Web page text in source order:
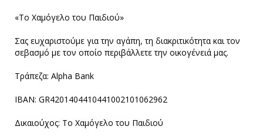
«Το Χαμόγελο του Παιδιού»
Σας ευχαριστούμε για την αγάπη, τη διακριτικότητα και τον
σεβασμό με τον οποίο περιβάλλετε την οικογένειά μας.
Τράπεζα: Alpha Bank
ΙΒΑΝ: GR4201404410441002101062962
Δικαιούχος: Το Χαμόγελο του Παιδιού